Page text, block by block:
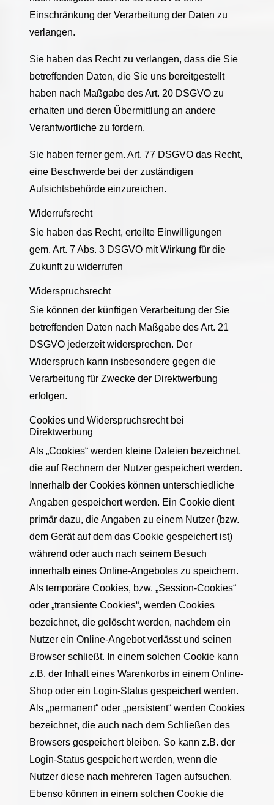
Einschränkung der Verarbeitung der Daten zu
verlangen.
Sie haben das Recht zu verlangen, dass die Sie
betreffenden Daten, die Sie uns bereitgestellt
haben nach Maßgabe des Art. 20 DSGVO zu
erhalten und deren Übermittlung an andere
Verantwortliche zu fordern.
Sie haben ferner gem. Art. 77 DSGVO das Recht,
eine Beschwerde bei der zuständigen
Aufsichtsbehörde einzureichen.
Widerrufsrecht
Sie haben das Recht, erteilte Einwilligungen
gem. Art. 7 Abs. 3 DSGVO mit Wirkung für die
Zukunft zu widerrufen
Widerspruchsrecht
Sie können der künftigen Verarbeitung der Sie
betreffenden Daten nach Maßgabe des Art. 21
DSGVO jederzeit widersprechen. Der
Widerspruch kann insbesondere gegen die
Verarbeitung für Zwecke der Direktwerbung
erfolgen.
Cookies und Widerspruchsrecht bei
Direktwerbung
Als „Cookies“ werden kleine Dateien bezeichnet,
die auf Rechnern der Nutzer gespeichert werden.
Innerhalb der Cookies können unterschiedliche
Angaben gespeichert werden. Ein Cookie dient
primär dazu, die Angaben zu einem Nutzer (bzw.
dem Gerät auf dem das Cookie gespeichert ist)
während oder auch nach seinem Besuch
innerhalb eines Online-Angebotes zu speichern.
Als temporäre Cookies, bzw. „Session-Cookies“
oder „transiente Cookies“, werden Cookies
bezeichnet, die gelöscht werden, nachdem ein
Nutzer ein Online-Angebot verlässt und seinen
Browser schließt. In einem solchen Cookie kann
z.B. der Inhalt eines Warenkorbs in einem Online-
Shop oder ein Login-Status gespeichert werden.
Als „permanent“ oder „persistent“ werden Cookies
bezeichnet, die auch nach dem Schließen des
Browsers gespeichert bleiben. So kann z.B. der
Login-Status gespeichert werden, wenn die
Nutzer diese nach mehreren Tagen aufsuchen.
Ebenso können in einem solchen Cookie die